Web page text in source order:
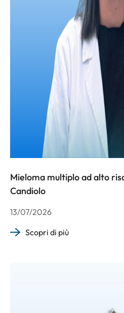
Mieloma multiplo ad alto
Candiolo
13/07/2026
Scopri di più